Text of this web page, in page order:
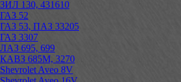
ЗИЛ 130, 431610
ГАЗ 52
ГАЗ 53, ПАЗ 33205
ГАЗ 3307
ЛАЗ 695, 699
КАВЗ 685М, 3270
Shevrolet Aveo 8V